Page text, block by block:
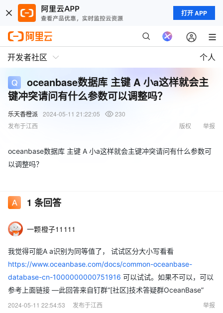
打开 APP
开发者社区 个人
oceanbase数据库 主键 A 小a这样就会主
键冲突请问有什么参数可以调整吗？
乐天香橙派 2024-05-11 21:22:05
230
发布于江西
举报
版权
oceanbase数据库 主键 A 小a这样就会主键冲突请问有什么参数可
以调整吗？
1 条回答
一颗橙子11111
我觉得可能A a识别为同等值了， 试试区分大小写看看
https://www.oceanbase.com/docs/common-oceanbase-
database-cn-1000000000751916 可以试试。如果不可以，可以
参考上面链接 —此回答来自钉群“[社区]技术答疑群OceanBase”
2024-05-11 22:54:53
发布于江西 举报